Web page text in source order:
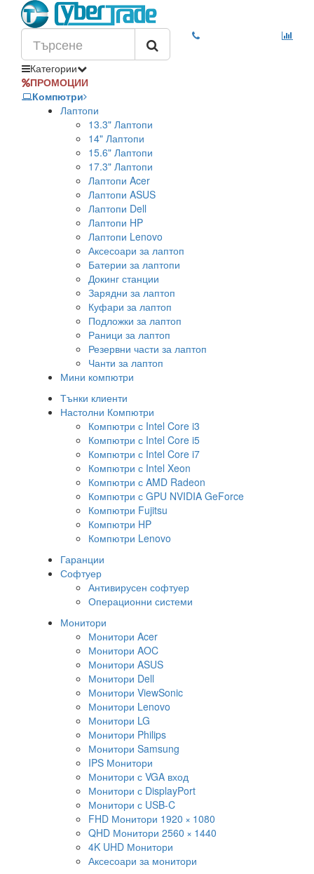
Категории
ПРОМОЦИИ
Компютри
Лаптопи
13.3" Лаптопи
14" Лаптопи
15.6" Лаптопи
17.3" Лаптопи
Лаптопи Acer
Лаптопи ASUS
Лаптопи Dell
Лаптопи HP
Лаптопи Lenovo
Аксесоари за лаптоп
Батерии за лаптопи
Докинг станции
Зарядни за лаптоп
Куфари за лаптоп
Подложки за лаптоп
Раници за лаптоп
Резервни части за лаптоп
Чанти за лаптоп
Мини компютри
Тънки клиенти
Настолни Компютри
Компютри с Intel Core i3
Компютри с Intel Core i5
Компютри с Intel Core i7
Компютри с Intel Xeon
Компютри с AMD Radeon
Компютри с GPU NVIDIA GeForce
Компютри Fujitsu
Компютри HP
Компютри Lenovo
Гаранции
Софтуер
Антивирусен софтуер
Операционни системи
Монитори
Монитори Acer
Монитори AOC
Монитори ASUS
Монитори Dell
Монитори ViewSonic
Монитори Lenovo
Монитори LG
Монитори Philips
Монитори Samsung
IPS Монитори
Монитори с VGA вход
Монитори с DisplayPort
Монитори с USB-C
FHD Монитори 1920 × 1080
QHD Монитори 2560 × 1440
4K UHD Монитори
Аксесоари за монитори